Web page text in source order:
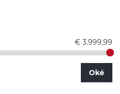
€ 3.999,99
Oké